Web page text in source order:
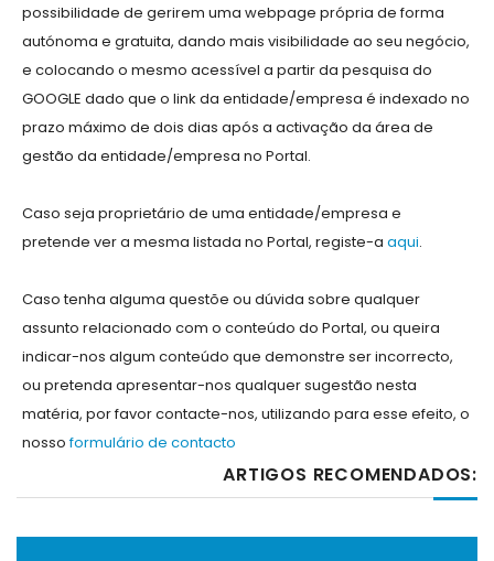
possibilidade de gerirem uma webpage própria de forma
autónoma e gratuita, dando mais visibilidade ao seu negócio,
e colocando o mesmo acessível a partir da pesquisa do
GOOGLE dado que o link da entidade/empresa é indexado no
prazo máximo de dois dias após a activação da área de
gestão da entidade/empresa no Portal.
Caso seja proprietário de uma entidade/empresa e
pretende ver a mesma listada no Portal, registe-a aqui.
Caso tenha alguma questõe ou dúvida sobre qualquer
assunto relacionado com o conteúdo do Portal, ou queira
indicar-nos algum conteúdo que demonstre ser incorrecto,
ou pretenda apresentar-nos qualquer sugestão nesta
matéria, por favor contacte-nos, utilizando para esse efeito, o
nossoformulário de contacto
ARTIGOS RECOMENDADOS: